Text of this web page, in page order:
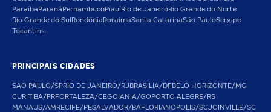
Paraíba Paraná PernambucoPiauíRio de JaneiroRio Grande do Norte
Rio Grande do Sul Rondônia RoraimaSanta CatarinaSão PauloSergipe
Tocantins
PRINCIPAIS CIDADES
SAO PAULO/SPRIO DE JANEIRO/RJBRASILIA/DFBELO HORIZONTE/MG
CURITIBA/PRFORTALEZA/CEGOIANIA/GOPORTO ALEGRE/RS
MANAUS/AMRECIFE/PESALVADOR/BAFLORIANOPOLIS/SCJOINVILLE/SC